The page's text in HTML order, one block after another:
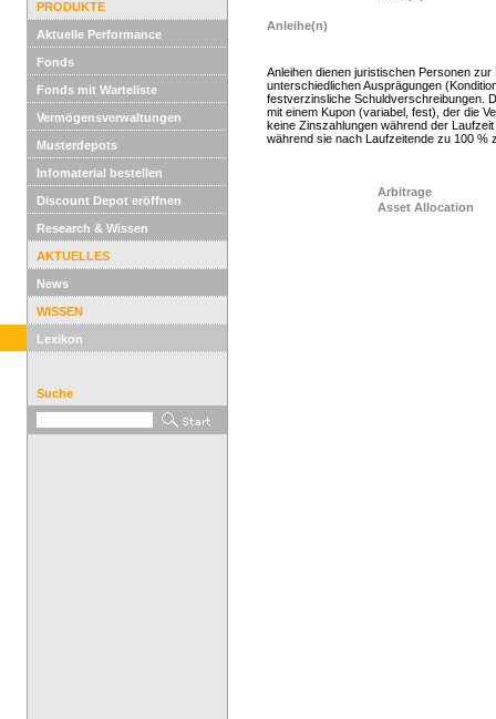
PRODUKTE
Aktuelle Performance
Fonds
Fonds mit Warteliste
Vermögensverwaltungen
Musterdepots
Infomaterial bestellen
Discount Depot eröffnen
Research & Wissen
AKTUELLES
News
WISSEN
Lexikon
Suche
Anleihe(n)
Anleihen dienen juristischen Personen
unterschiedlichen Ausprägungen
festverzinsliche Schuldverschreibungen.
mit einem Kupon (variabel, fest), der die
keine Zinszahlungen während der
während sie nach Laufzeitende zu 100 %
Arbitrage
Asset Allocation